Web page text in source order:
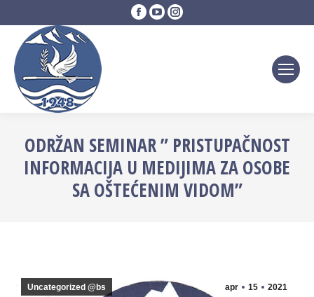
Facebook
page
YouTube
page
Instagram
page
ODRŽAN SEMINAR ” PRISTUPAČNOST
INFORMACIJA U MEDIJIMA ZA OSOBE
SA OŠTEĆENIM VIDOM”
apr 15 2021
Uncategorized @bs